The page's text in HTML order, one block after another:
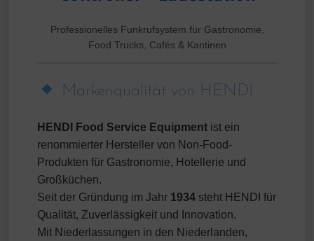
Professionelles Funkrufsystem für Gastronomie,
Food Trucks, Cafés & Kantinen
Markenqualität von HENDI
HENDI Food Service Equipment ist ein
renommierter Hersteller von Non-Food-
Produkten für Gastronomie, Hotellerie und
Großküchen.
Seit der Gründung im Jahr 1934 steht HENDI für
Qualität, Zuverlässigkeit und Innovation.
Mit Niederlassungen in den Niederlanden,